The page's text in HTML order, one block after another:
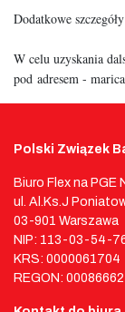
Dodatkowe
W celu uzyskania
pod adresem -
Polski Związek
Biuro Flex na PGE
ul. Al.Ks.J
03-901 Warszawa
NIP: 113-03-54-
KRS: 0000061704
REGON: